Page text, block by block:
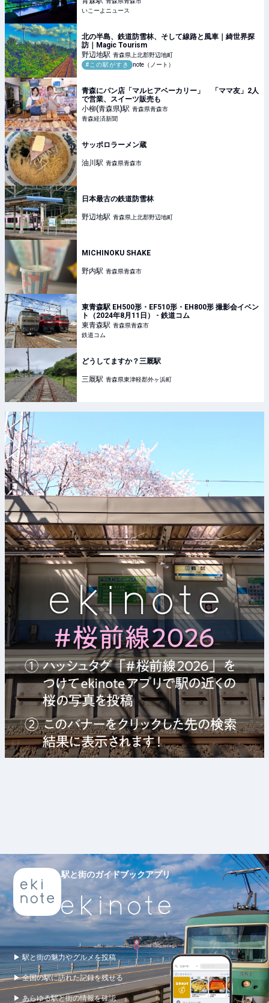
いこーよニュース
北の半島、鉄道防雪林、そして線路と風車｜綺世界探
訪｜Magic Tourism
野辺地駅 青森県上北郡野辺地町
#この駅がすき
note（ノート）
青森にパン店「マルヒアベーカリー」 「ママ友」2人
で営業、スイーツ販売も
小柳(青森県)駅 青森県青森市
青森経済新聞
サッポロラーメン蔵
油川駅 青森県青森市
日本最古の鉄道防雪林
野辺地駅 青森県上北郡野辺地町
MICHINOKU SHAKE
野内駅 青森県青森市
東青森駅 EH500形・EF510形・EH800形 撮影会イベン
ト（2024年8月11日） - 鉄道コム
東青森駅 青森県青森市
鉄道コム
どうしてますか？三厩駅
三厩駅 青森県東津軽郡外ヶ浜町
駅と街のガイドブックアプリ
▶ 駅と街の魅力やグルメを投稿
▶ 全国の駅に訪れた記録を残せる
▶ あらゆる駅と街の情報を確認